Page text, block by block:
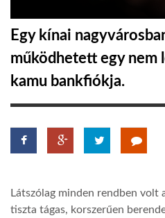
HÍR3D
Egy kínai
működhetett egy nem
kamu bankfiókja.
Látszólag minden rendben volt
tiszta tágas, korszerűen